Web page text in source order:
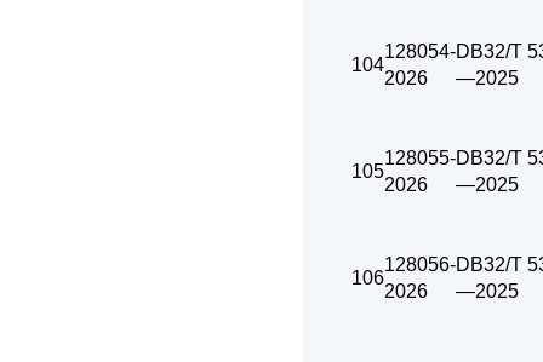
104
128054-
2026
DB32/T
—2025
105
128055-
2026
DB32/T
—2025
106
128056-
2026
DB32/T
—2025